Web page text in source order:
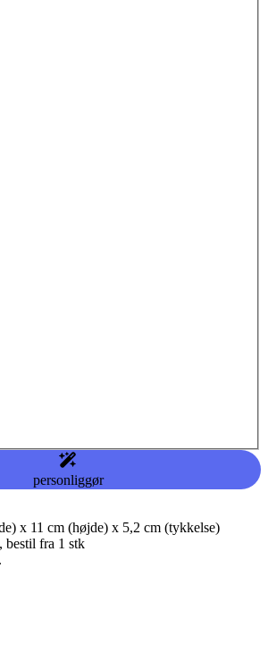
personliggør
x 11 cm (højde) x 5,2 cm (tykkelse)
bestil fra 1 stk